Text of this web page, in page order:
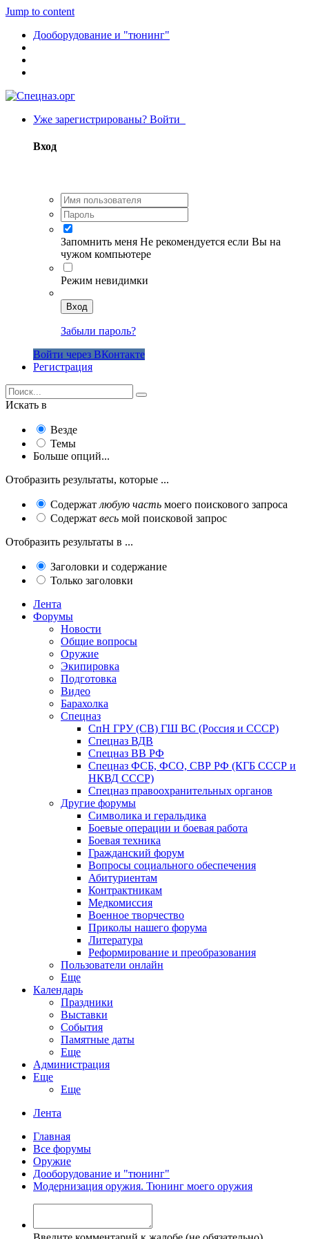
Jump to content
Дооборудование и "тюнинг"
Уже зарегистрированы? Войти
Вход
Запомнить меня Не рекомендуется если Вы на
чужом компьютере
Режим невидимки
Вход
Забыли пароль?
Войти через ВКонтакте
Регистрация
Искать в
Везде
Темы
Больше опций...
Отобразить результаты, которые ...
Содержат любую часть моего поискового запроса
Содержат весь мой поисковой запрос
Отобразить результаты в ...
Заголовки и содержание
Только заголовки
Лента
Форумы
Новости
Общие вопросы
Оружие
Экипировка
Подготовка
Видео
Барахолка
Спецназ
СпН ГРУ (СВ) ГШ ВС (Россия и СССР)
Спецназ ВДВ
Спецназ ВВ РФ
Спецназ ФСБ, ФСО, СВР РФ (КГБ СССР и
НКВД СССР)
Спецназ правоохранительных органов
Другие форумы
Символика и геральдика
Боевые операции и боевая работа
Боевая техника
Гражданский форум
Вопросы социального обеспечения
Абитуриентам
Контрактникам
Медкомиссия
Военное творчество
Приколы нашего форума
Литература
Реформирование и преобразования
Пользователи онлайн
Еще
Календарь
Праздники
Выставки
События
Памятные даты
Еще
Администрация
Еще
Еще
Лента
Главная
Все форумы
Оружие
Дооборудование и "тюнинг"
Модернизация оружия. Тюнинг моего оружия